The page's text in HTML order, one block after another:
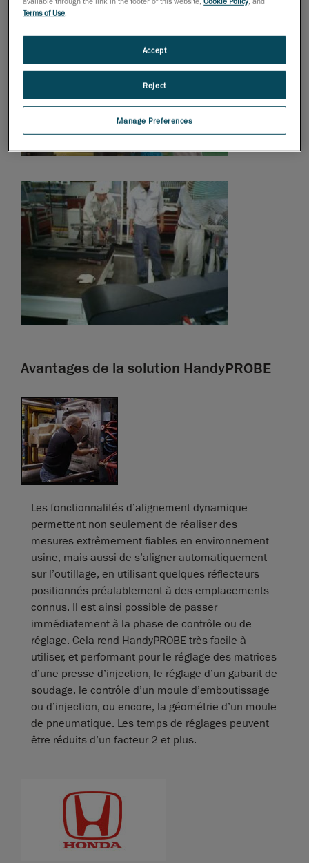
Avantages de la solution HandyPROBE
Les fonctionnalités d’alignement dynamique
permettent non seulement de réaliser des
mesures extrêmement fiables en environnement
usine, mais aussi de s’aligner automatiquement
sur l’outillage, en utilisant quelques réflecteurs
positionnés préalablement à des emplacements
connus. Il est ainsi possible de passer
immédiatement à la phase de contrôle ou de
réglage. Cela rend HandyPROBE très facile à
utiliser, et performant pour le réglage des matrices
d’une presse d’injection, le réglage d’un gabarit de
soudage, le contrôle d’un moule d’emboutissage
ou d’injection, ou encore, la géométrie d’un moule
de pneumatique. Les temps de réglages peuvent
être réduits d’un facteur 2 et plus.
Terms of Use.
Manage Preferences
Reject
Accept